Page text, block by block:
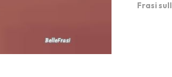
Frasi